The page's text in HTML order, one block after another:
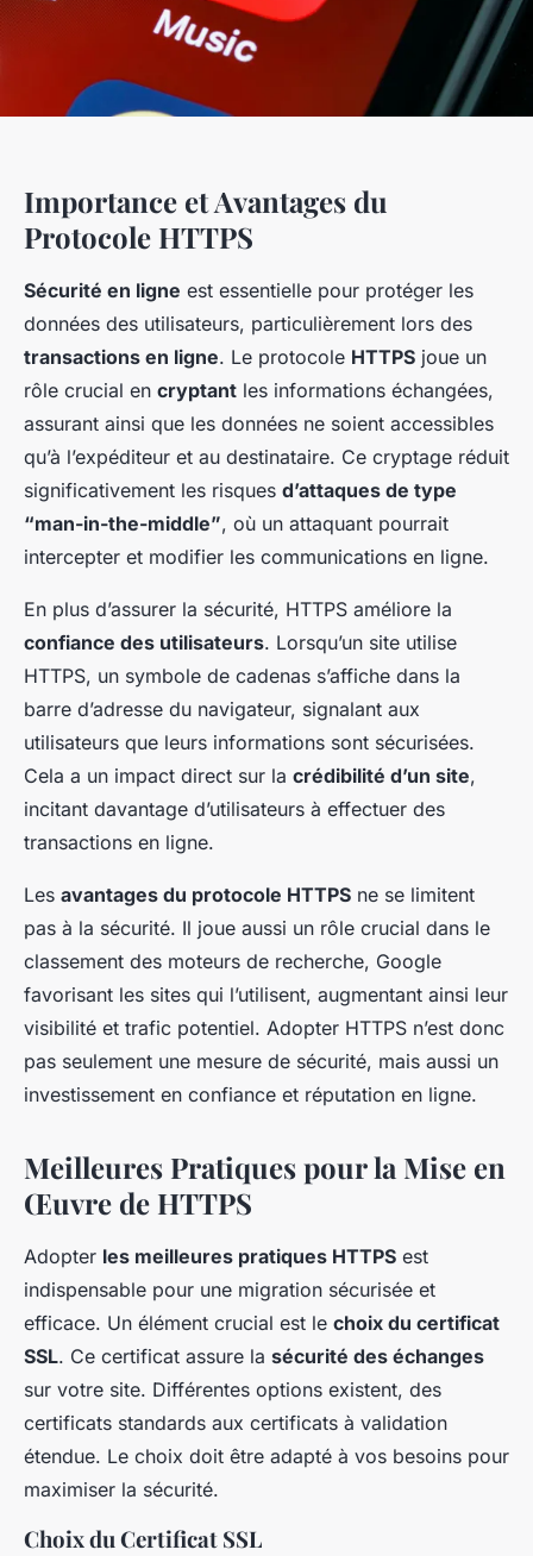
Importance et Avantages du
Protocole HTTPS
Sécurité en ligne est essentielle pour protéger les
données des utilisateurs, particulièrement lors des
transactions en ligne. Le protocole HTTPS joue un
rôle crucial en cryptant les informations échangées,
assurant ainsi que les données ne soient accessibles
qu’à l’expéditeur et au destinataire. Ce cryptage réduit
significativement les risques d’attaques de type
“man-in-the-middle”, où un attaquant pourrait
intercepter et modifier les communications en ligne.
En plus d’assurer la sécurité, HTTPS améliore la
confiance des utilisateurs. Lorsqu’un site utilise
HTTPS, un symbole de cadenas s’affiche dans la
barre d’adresse du navigateur, signalant aux
utilisateurs que leurs informations sont sécurisées.
Cela a un impact direct sur la crédibilité d’un site,
incitant davantage d’utilisateurs à effectuer des
transactions en ligne.
Les avantages du protocole HTTPS ne se limitent
pas à la sécurité. Il joue aussi un rôle crucial dans le
classement des moteurs de recherche, Google
favorisant les sites qui l’utilisent, augmentant ainsi leur
visibilité et trafic potentiel. Adopter HTTPS n’est donc
pas seulement une mesure de sécurité, mais aussi un
investissement en confiance et réputation en ligne.
Meilleures Pratiques pour la Mise en
Œuvre de HTTPS
Adopter les meilleures pratiques HTTPS est
indispensable pour une migration sécurisée et
efficace. Un élément crucial est le choix du certificat
SSL. Ce certificat assure la sécurité des échanges
sur votre site. Différentes options existent, des
certificats standards aux certificats à validation
étendue. Le choix doit être adapté à vos besoins pour
maximiser la sécurité.
Choix du Certificat SSL